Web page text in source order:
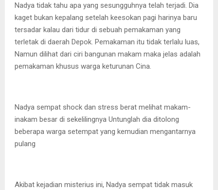
Nadya tidak tahu apa yang sesungguhnya telah terjadi. Dia
kaget bukan kepalang setelah keesokan pagi harinya baru
tersadar kalau dari tidur di sebuah pemakaman yang
terletak di daerah Depok. Pemakaman itu tidak terlalu luas,
Namun dilihat dari ciri bangunan makam maka jelas adalah
pemakaman khusus warga keturunan Cina.
Nadya sempat shock dan stress berat melihat makam-
inakam besar di sekelilingnya Untunglah dia ditolong
beberapa warga setempat yang kemudian mengantarnya
pulang
Akibat kejadian misterius ini, Nadya sempat tidak masuk